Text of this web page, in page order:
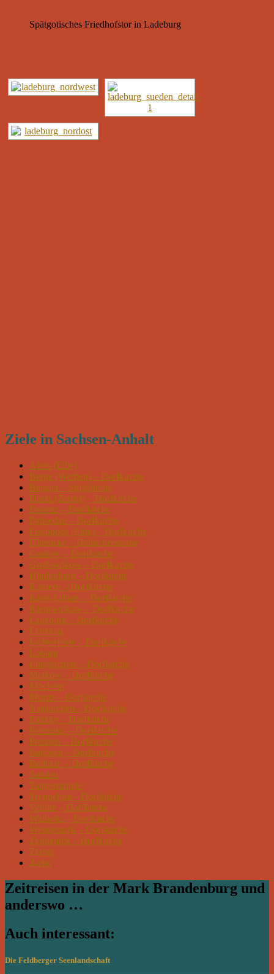
Spätgotisches Friedhofstor in Ladeburg
Ziele in Sachsen-Anhalt
Aken (Elbe)
Berge (Werben) – Dorfkirche
Beuster – Stiftskirche
Deetz (Zerbst) – Dorfkirche
Dobritz – Dorfkirche
Drüsedau – Dorfkirche
Fischbeck (Elbe) – Dorfkirche
Glienicke – Heimchensteine
Grabow – Dorfkirche
Großwulkow – Dorfkirche
Hindenburg – Dorfkirche
Kamern – Dorfkirche
Klein Lübars – Dorfkirche
Kleinwulkow – Dorfkirche
Ladeburg – Dorfkirche
Leitzkau
Lichterfelde – Dorfkirche
Loburg
Lüttgenziatz – Dorfkirche
Melkow – Dorfkirche
Möckern
Moritz – Dorfkirche
Neukirchen – Dorfkirche
Plötzky – Dorfkirche
Polenzko – Dorfkirche
Pretzien – Dorfkirche
Ragösen – Dorfkirche
Redekin – Dorfkirche
Sandau
Tangermünde
Tryppehna – Dorfkirche
Vehlitz – Dorfkirche
Wallwitz – Dorfkirche
Wendemark – Dorfkirche
Zeddenick – Dorfkirche
Zerbst
Zieko
Zeitreisen in der Mark Brandenburg und
anderswo …
Auch interessant:
Die Feldberger Seenlandschaft